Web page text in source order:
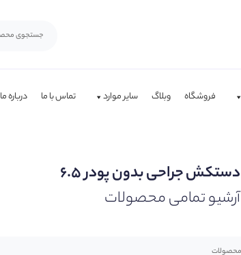
فروشگاه وبلاگ سایر موارد تماس با ما درباره ما
دستکش جراحی بدون پودر ۶.۵
آرشیو تمامی محصولات